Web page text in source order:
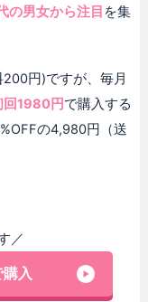
の男女から注目 を集
円)ですが、毎月
回1980円 で購入する
の4,980円（送
／
入